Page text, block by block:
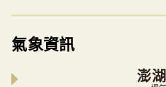
氣象資訊
澎